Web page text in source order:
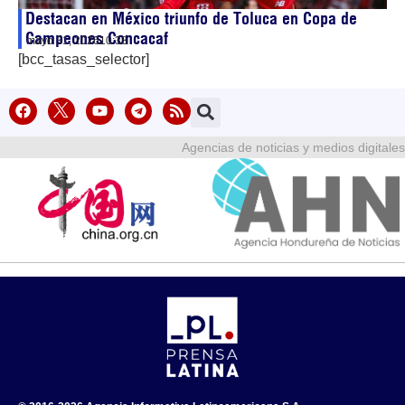
Destacan en México triunfo de Toluca en Copa de
Campeones Concacaf
mayo 31, 202610:38
[bcc_tasas_selector]
Agencias de noticias y medios digitales